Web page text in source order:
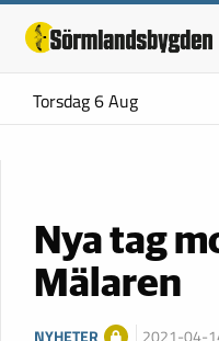
Torsdag 6 Aug
Nya tag
Mälaren